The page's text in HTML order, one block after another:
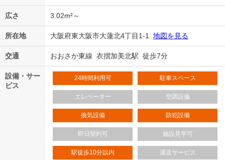
広さ 3.02m²～
所在地 大阪府東大阪市大蓮北4丁目1-1 地図を見る
交通 おおさか東線 衣摺加美北駅 徒歩7分
設備・サー
ビス
24時間利用可 駐車スペース
エレベーター 空調設備
換気設備 防犯設備
即日契約可 施設見学可
駅徒歩10分以内 運送サービス